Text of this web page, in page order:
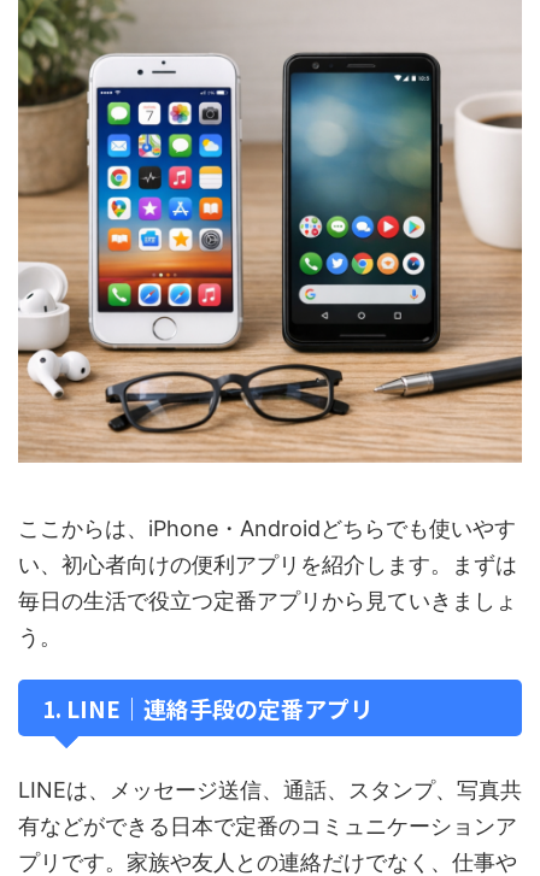
ここからは、iPhone・Androidどちらでも使いやす
い、初心者向けの便利アプリを紹介します。まずは
毎日の生活で役立つ定番アプリから見ていきましょ
う。
1. LINE｜連絡手段の定番アプリ
LINEは、メッセージ送信、通話、スタンプ、写真共
有などができる日本で定番のコミュニケーションア
プリです。家族や友人との連絡だけでなく、仕事や